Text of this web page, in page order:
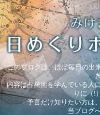
このブログは、ほぼ毎日の出
内容は占星術を学んでいる人
りに（!
予言だけ知りたい方は
当ブログ